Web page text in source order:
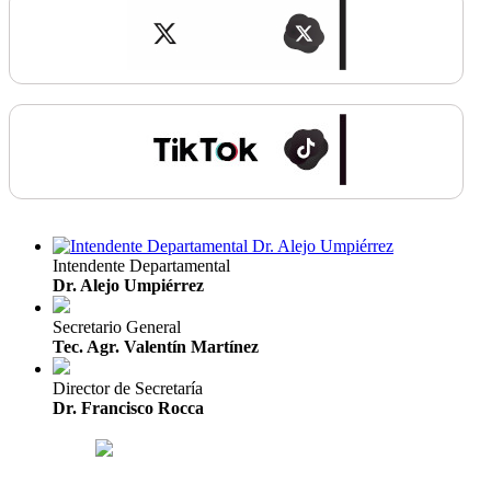
Intendente Departamental
Dr. Alejo Umpiérrez
Secretario General
Tec. Agr. Valentín Martínez
Director de Secretaría
Dr. Francisco Rocca